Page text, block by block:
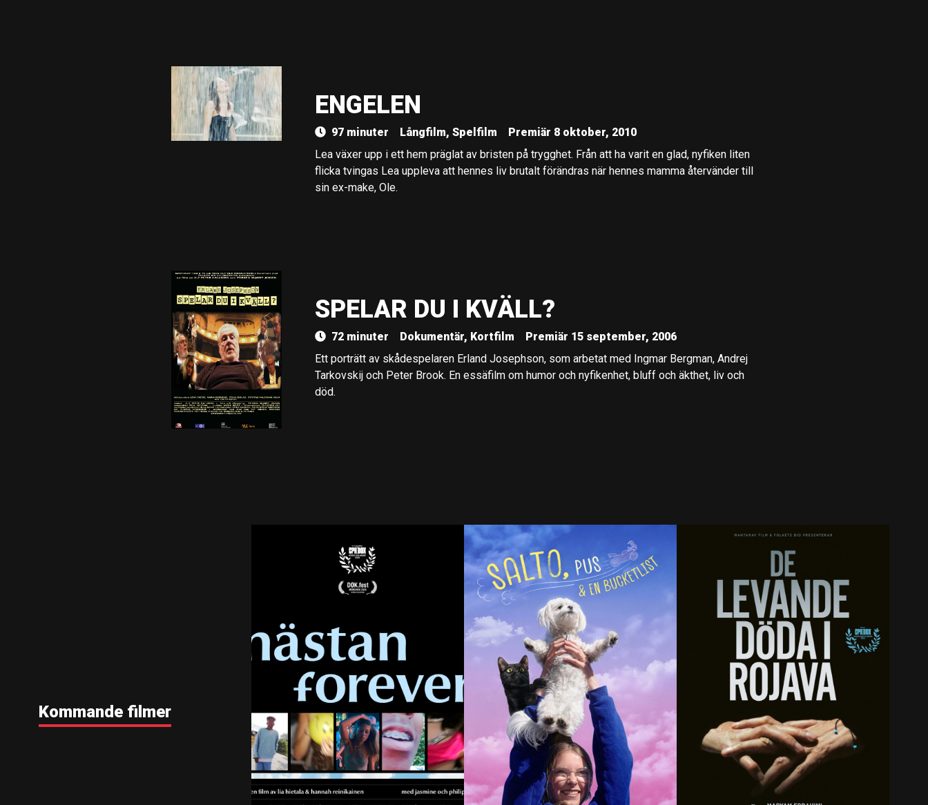
ENGELEN
97 minuter Långfilm, Spelfilm
Premiär 8 oktober, 2010
Lea växer upp i ett hem präglat av bristen på trygghet. Från att ha varit en glad, nyfiken liten
flicka tvingas Lea uppleva att hennes liv brutalt förändras när hennes mamma återvänder till
sin ex-make, Ole.
SPELAR DU I KVÄLL?
72 minuter Dokumentär, Kortfilm
Premiär 15 september, 2006
Ett porträtt av skådespelaren Erland Josephson, som arbetat med Ingmar Bergman, Andrej
Tarkovskij och Peter Brook. En essäfilm om humor och nyfikenhet, bluff och äkthet, liv och
död.
Kommande filmer